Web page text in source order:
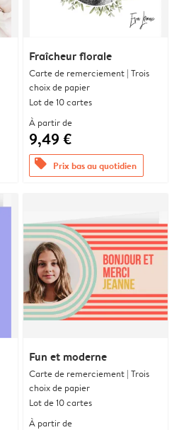
Fraîcheur florale
Carte de remerciement | Trois
choix de papier
Lot de 10 cartes
À partir de
9,49 €
offers Prix bas au quotidien
Fun et moderne
Carte de remerciement | Trois
choix de papier
Lot de 10 cartes
À partir de